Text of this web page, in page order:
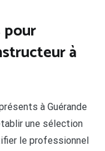
à
à Guérande
une sélection
le professionnel